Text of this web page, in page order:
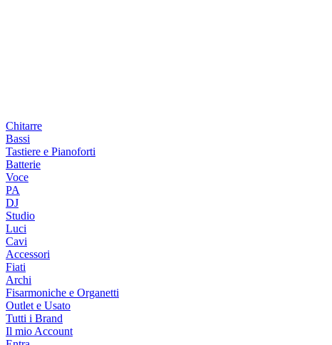
Chitarre
Bassi
Tastiere e Pianoforti
Batterie
Voce
PA
DJ
Studio
Luci
Cavi
Accessori
Fiati
Archi
Fisarmoniche e Organetti
Outlet e Usato
Tutti i Brand
Il mio Account